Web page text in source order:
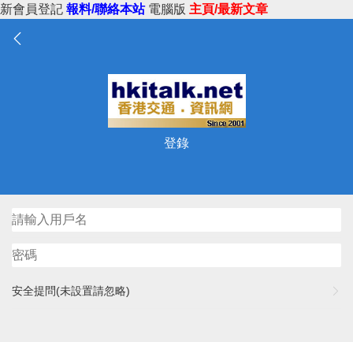
新會員登記 報料/聯絡本站 電腦版 主頁/最新文章
登錄
安全提問(未設置請忽略)